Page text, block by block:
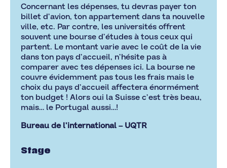
Concernant les dépenses, tu devras payer ton
billet d’avion, ton appartement dans ta nouvelle
ville, etc. Par contre, les universités offrent
souvent une bourse d’études à tous ceux qui
partent. Le montant varie avec le coût de la vie
dans ton pays d’accueil, n’hésite pas à
comparer avec tes dépenses ici. La bourse ne
couvre évidemment pas tous les frais mais le
choix du pays d’accueil affectera énormément
ton budget ! Alors oui la Suisse c’est très beau,
mais… le Portugal aussi…!
Bureau de l’international – UQTR
Stage